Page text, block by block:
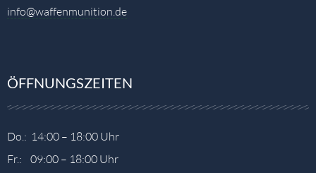
info@waffenmunition.de
ÖFFNUNGSZEITEN
Do.: 14:00 – 18:00 Uhr
Fr.: 09:00 – 18:00 Uhr